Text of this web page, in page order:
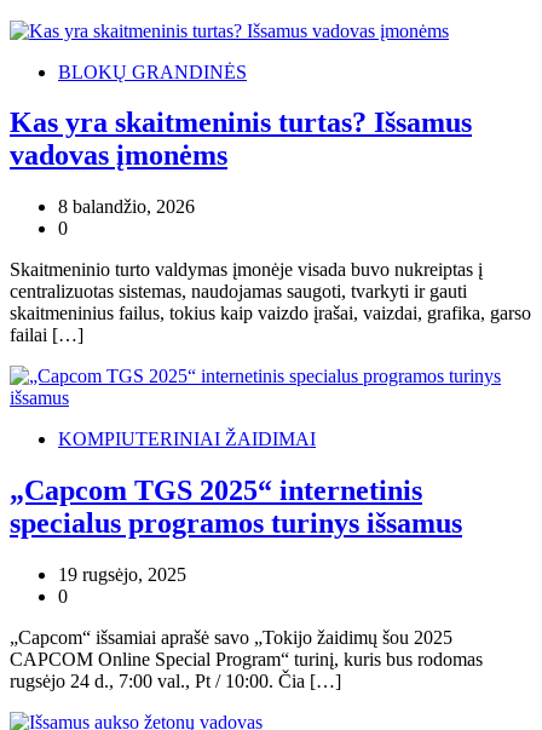
BLOKŲ GRANDINĖS
Kas yra skaitmeninis turtas? Išsamus
vadovas įmonėms
8 balandžio, 2026
0
Skaitmeninio turto valdymas įmonėje visada buvo nukreiptas į
centralizuotas sistemas, naudojamas saugoti, tvarkyti ir gauti
skaitmeninius failus, tokius kaip vaizdo įrašai, vaizdai, grafika, garso
failai […]
KOMPIUTERINIAI ŽAIDIMAI
„Capcom TGS 2025“ internetinis
specialus programos turinys išsamus
19 rugsėjo, 2025
0
„Capcom“ išsamiai aprašė savo „Tokijo žaidimų šou 2025
CAPCOM Online Special Program“ turinį, kuris bus rodomas
rugsėjo 24 d., 7:00 val., Pt / 10:00. Čia […]